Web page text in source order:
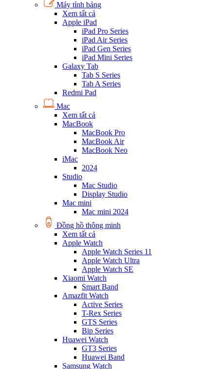
Máy tính bảng
Xem tất cả
Apple iPad
iPad Pro Series
iPad Air Series
iPad Gen Series
iPad Mini Series
Galaxy Tab
Tab S Series
Tab A Series
Redmi Pad
Mac
Xem tất cả
MacBook
MacBook Pro
MacBook Air
MacBook Neo
iMac
2024
Studio
Mac Studio
Display Studio
Mac mini
Mac mini 2024
Đồng hồ thông minh
Xem tất cả
Apple Watch
Apple Watch Series 11
Apple Watch Ultra
Apple Watch SE
Xiaomi Watch
Smart Band
Amazfit Watch
Active Series
T-Rex Series
GTS Series
Bip Series
Huawei Watch
GT3 Series
Huawei Band
Samsung Watch